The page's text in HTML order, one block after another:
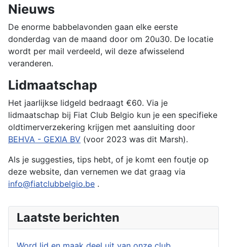
Nieuws
De enorme babbelavonden gaan elke eerste
donderdag van de maand door om 20u30. De locatie
wordt per mail verdeeld, wil deze afwisselend
veranderen.
Lidmaatschap
Het jaarlijkse lidgeld bedraagt ​​€60. Via je
lidmaatschap bij Fiat Club Belgio kun je een specifieke
oldtimerverzekering krijgen met aansluiting door
BEHVA - GEXIA BV (voor 2023 was dit Marsh).
Als je suggesties, tips hebt, of je komt een foutje op
deze website, dan vernemen we dat graag via
info@fiatclubbelgio.be .
Laatste berichten